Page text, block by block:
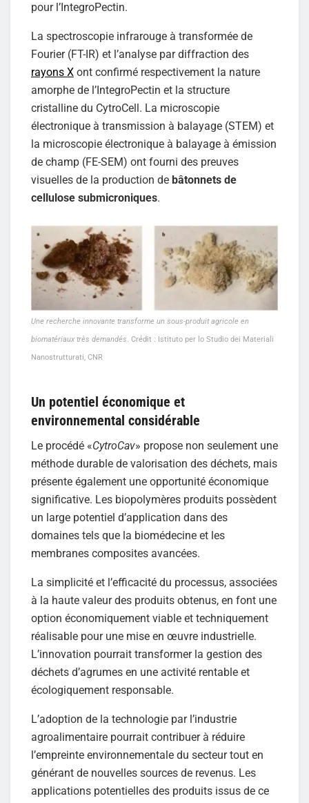
pour l’IntegroPectin.
La spectroscopie infrarouge à transformée de
Fourier (FT-IR) et l’analyse par diffraction des
rayons X ont confirmé respectivement la nature
amorphe de l’IntegroPectin et la structure
cristalline du CytroCell. La microscopie
électronique à transmission à balayage (STEM) et
la microscopie électronique à balayage à émission
de champ (FE-SEM) ont fourni des preuves
visuelles de la production de bâtonnets de
cellulose submicroniques.
Une recherche innovante transforme un sous-produit agricole en
biomatériaux très demandés. Crédit : Istituto per lo Studio dei Materiali
Nanostrutturati, CNR
Un potentiel économique et
environnemental considérable
Le procédé «CytroCav» propose non seulement une
méthode durable de valorisation des déchets, mais
présente également une opportunité économique
significative. Les biopolymères produits possèdent
un large potentiel d’application dans des
domaines tels que la biomédecine et les
membranes composites avancées.
La simplicité et l’efficacité du processus, associées
à la haute valeur des produits obtenus, en font une
option économiquement viable et techniquement
réalisable pour une mise en œuvre industrielle.
L’innovation pourrait transformer la gestion des
déchets d’agrumes en une activité rentable et
écologiquement responsable.
L’adoption de la technologie par l’industrie
agroalimentaire pourrait contribuer à réduire
l’empreinte environnementale du secteur tout en
générant de nouvelles sources de revenus. Les
applications potentielles des produits issus de ce